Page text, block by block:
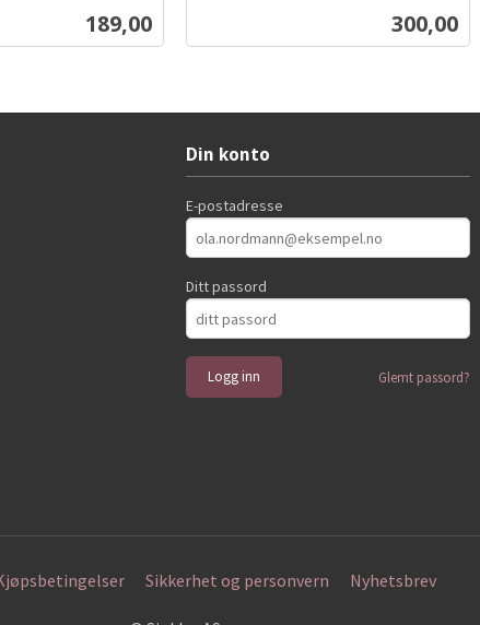
Pris
189,00 Pris
300,00
Din konto
E-postadresse
Ditt passord
Glemt passord?
Sikkerhet og personvern Nyhetsbrev